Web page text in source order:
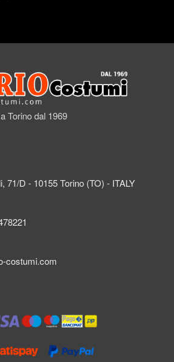
Torino dal 1969
71/D - 10155 Torino (TO) - ITALY
costumi.com